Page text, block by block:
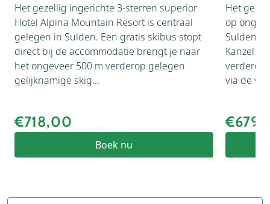
Het gezellig ingerichte 3-sterren superior
Hotel Alpina Mountain Resort is centraal
gelegen in Sulden. Een gratis skibus stopt
direct bij de accommodatie brengt je naar
het ongeveer 500 m verderop gelegen
gelijknamige skig...
€718,00
Boek nu
Het
op
Sulden.
Kanzel
via de